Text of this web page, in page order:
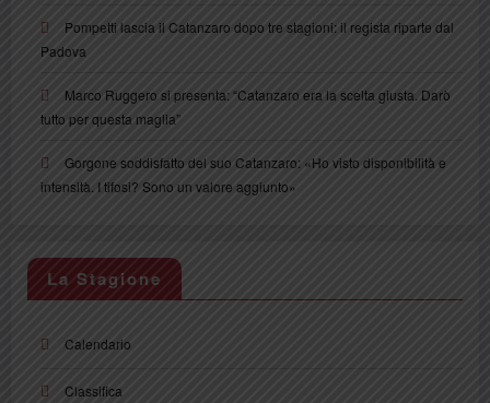
Pompetti lascia il Catanzaro dopo tre stagioni: il regista riparte dal
Padova
Marco Ruggero si presenta: “Catanzaro era la scelta giusta. Darò
tutto per questa maglia”
Gorgone soddisfatto del suo Catanzaro: «Ho visto disponibilità e
intensità. I tifosi? Sono un valore aggiunto»
La Stagione
Calendario
Classifica